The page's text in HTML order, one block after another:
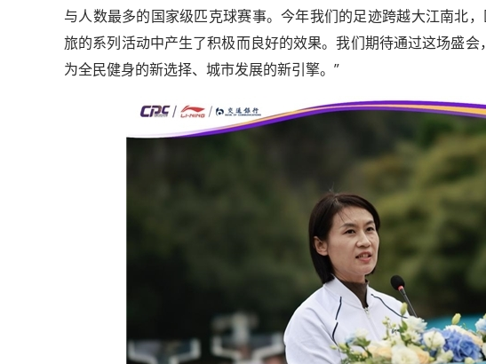
与人数最多的国家级匹克球赛事。今年我们的足迹跨越大江南北
旅的系列活动中产生了积极而良好的效果。我们期待通过这场盛
为全民健身的新选择、城市发展的新引擎。”